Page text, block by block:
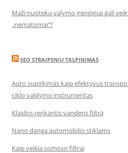
Maži nuotekų valymo įrenginiai gali
„nematomai‘‘?
SEO STRAIPSNIU TALPINIMAS
Auto supirkimas kaip efektyvus
ciklo valdymo instrumentas
Klaidos renkantis vandens filtrą
Nano danga automobilio stiklams
Kaip veikia osmoso filtrai